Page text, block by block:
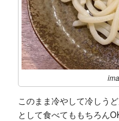
このまま冷やして冷しう
として食べてももちろん